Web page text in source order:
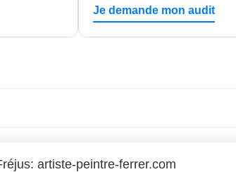
Je demande mon audit
artiste-peintre-ferrer.com